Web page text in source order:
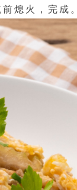
熄火，完成。